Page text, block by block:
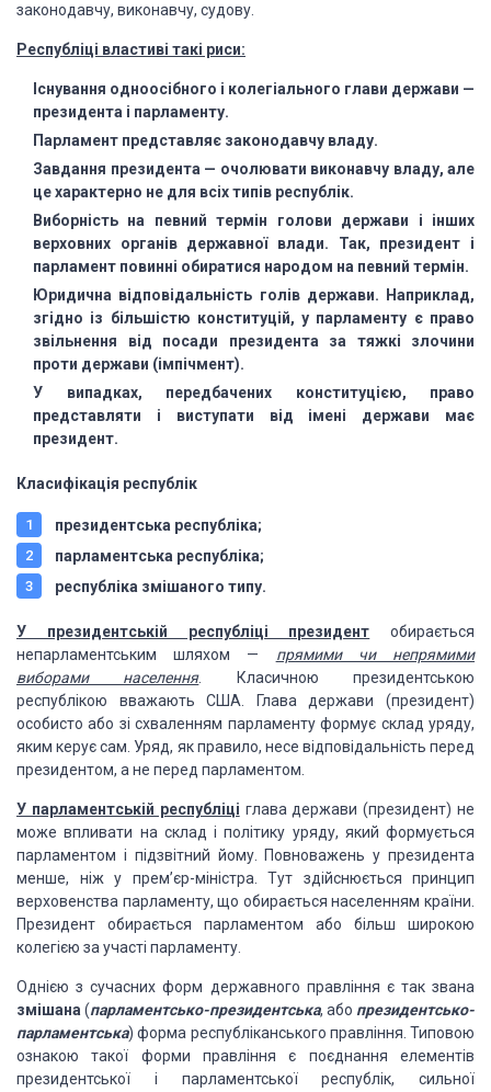
законодавчу, виконавчу, судову.
Республіці властиві такі риси:
Існування одноосібного і колегіального глави держави —
президента і парламенту.
Парламент представляє законодавчу владу.
Завдання президента — очолювати виконавчу владу, але
це характерно не для всіх типів республік.
Виборність на певний термін голови держави і інших
верховних органів державної влади. Так, президент і
парламент повинні обиратися народом на певний термін.
Юридична відповідальність голів держави. Наприклад,
згідно із більшістю конституцій, у парламенту є право
звільнення від посади президента за тяжкі злочини
проти держави (імпічмент).
У випадках, передбачених конституцією, право
представляти і виступати від імені держави має
президент.
Класифікація республік
президентська республіка;
парламентська республіка;
республіка змішаного типу.
У президентській республіці президент обирається
непарламентським шляхом — прямими чи непрямими
виборами населення. Класичною президентською
республікою вважають США. Глава держави (президент)
особисто або зі схваленням парламенту формує склад уряду,
яким керує сам. Уряд, як правило, несе відповідальність перед
президентом, а не перед парламентом.
У парламентській республіці глава держави (президент) не
може впливати на склад і політику уряду, який формується
парламентом і підзвітний йому. Повноважень у президента
менше, ніж у прем’єр-міністра. Тут здійснюється принцип
верховенства парламенту, що обирається населенням країни.
Президент обирається парламентом або більш широкою
колегією за участі парламенту.
Однією з сучасних форм державного правління є так звана
змішана (парламентсько-президентська, або президентсько-
парламентська) форма республіканського правління. Типовою
ознакою такої форми правління є поєднання елементів
президентської і парламентської республік, сильної